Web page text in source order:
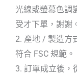
光線或螢幕色調
受才下單，謝謝
2. 產地 / 製造方
符合 FSC 規範。
3. 訂單成立後，